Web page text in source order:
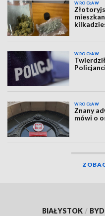
WROCŁAW
WROCŁAW
WROCŁAW
Znany
mówi o
BIAŁYSTOK /